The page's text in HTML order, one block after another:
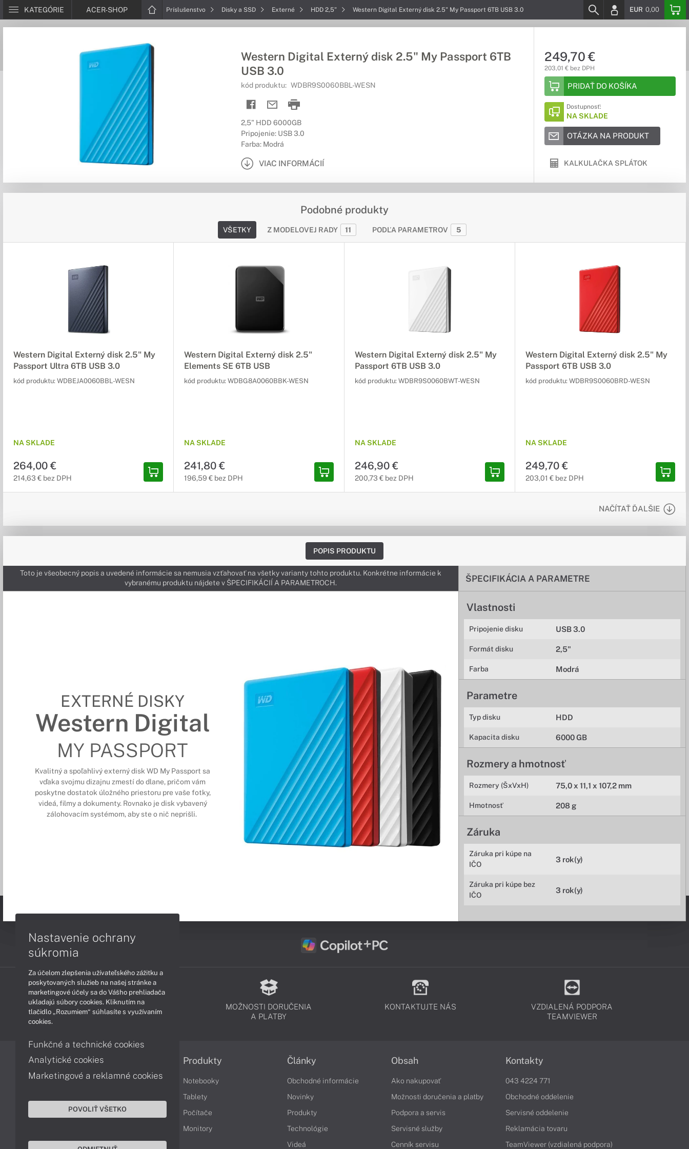
KATEGÓRIE ACER-SHOP Príslušenstvo Disky a SSD Externé HDD 2,5" Western Digital Externý disk 2.5" My Passport 6TB USB 3.0 EUR 0,00
Western Digital Externý disk 2.5" My Passport 6TB
USB 3.0
kód produktu: WDBR9S0060BBL-WESN
2,5" HDD 6000GB
Pripojenie: USB 3.0
Farba: Modrá
VIAC INFORMÁCIÍ
249,70 €
203,01 € bez DPH
PRIDAŤ DO KOŠÍKA
Dostupnosť:
NA SKLADE
OTÁZKA NA PRODUKT
KALKULAČKA SPLÁTOK
Podobné produkty
VŠETKY Z MODELOVEJ RADY 11 PODĽA PARAMETROV 5
Western Digital Externý disk 2.5" My
Passport Ultra 6TB USB 3.0
kód produktu: WDBEJA0060BBL-WESN
NA SKLADE
264,00 €
214,63 € bez DPH
Western Digital Externý disk 2.5"
Elements SE 6TB USB
kód produktu: WDBG8A0060BBK-WESN
NA SKLADE
241,80 €
196,59 € bez DPH
Western Digital Externý disk 2.5" My
Passport 6TB USB 3.0
kód produktu: WDBR9S0060BWT-WESN
NA SKLADE
246,90 €
200,73 € bez DPH
Western Digital Externý disk 2.5" My
Passport 6TB USB 3.0
kód produktu: WDBR9S0060BRD-WESN
NA SKLADE
249,70 €
203,01 € bez DPH
NAČÍTAŤ ĎALŠIE
POPIS PRODUKTU
ŠPECIFIKÁCIA A PARAMETRE
Vlastnosti
Pripojenie disku USB 3.0
Formát disku 2,5"
Farba Modrá
Parametre
Typ disku HDD
Kapacita disku 6000 GB
Rozmery a hmotnosť
Rozmery (ŠxVxH) 75,0 x 11,1 x 107,2 mm
Hmotnosť 208 g
Záruka
Záruka pri kúpe na
IČO
3 rok(y)
Záruka pri kúpe bez
IČO
3 rok(y)
Toto je všeobecný popis a uvedené informácie sa nemusia vzťahovať na všetky varianty tohto produktu. Konkrétne informácie k
vybranému produktu nájdete v ŠPECIFIKÁCIÍ A PARAMETROCH.
EXTERNÉ DISKY
Western Digital
MY PASSPORT
Kvalitný a spoľahlivý externý disk WD My Passport sa
vďaka svojmu dizajnu zmestí do dlane, pričom vám
poskytne dostatok úložného priestoru pre vaše fotky,
videá, filmy a dokumenty. Rovnako je disk vybavený
zálohovacím systémom, aby ste o nič neprišli.
PODPORA A SERVIS
MOŽNOSTI DORUČENIA
A PLATBY
KONTAKTUJTE NÁS
VZDIALENÁ PODPORA
TEAMVIEWER
Informácie
Obchodné podmienky
Ochrana osobných údajov
Vyhlásenie o prístupnosti
Produkty
Notebooky
Tablety
Počítače
Monitory
Články
Obchodné informácie
Novinky
Produkty
Technológie
Videá
Obsah
Ako nakupovať
Možnosti doručenia a platby
Podpora a servis
Servisné služby
Cenník servisu
Kontakty
043 4224 771
Obchodné oddelenie
Servisné oddelenie
Reklamácia tovaru
TeamViewer (vzdialená podpora)
Nastavenie ochrany
súkromia
Za účelom zlepšenia užívateľského zážitku a
poskytovaných služieb na našej stránke a
marketingové účely sa do Vášho prehliadača
ukladajú súbory cookies. Kliknutím na
tlačidlo „Rozumiem“ súhlasíte s využívaním
cookies.
Funkčné a technické cookies
Analytické cookies
Marketingové a reklamné cookies
POVOLIŤ VŠETKO